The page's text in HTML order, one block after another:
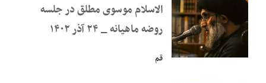
الاسلام موسوی مطلق در جلسه
روضه ماهیانه _ ۲۴ آذر ۱۴۰۲
قم